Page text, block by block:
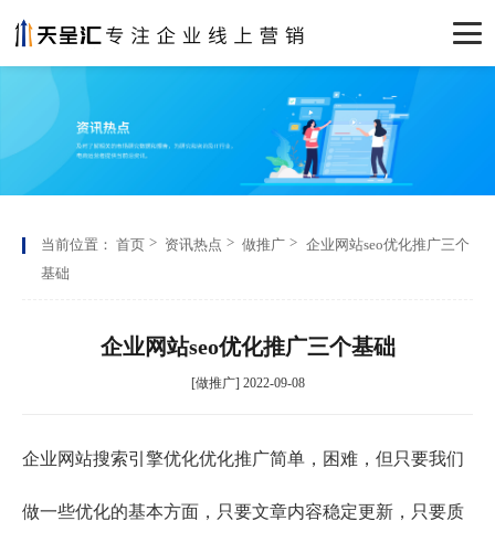
当前位置： 首页 资讯热点 做推广
企业网站seo优化推广三个
基础
企业网站seo优化推广三个基础
[做推广] 2022-09-08
企业网站搜索引擎优化优化推广简单，困难，但只要我们
做一些优化的基本方面，只要文章内容稳定更新，只要质